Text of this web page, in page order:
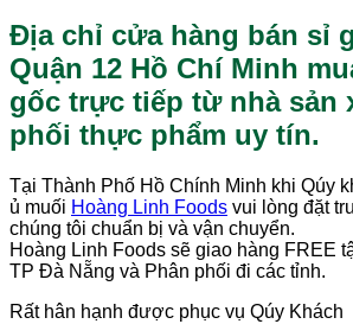
Địa chỉ cửa hàng bán sỉ
Quận 12 Hồ Chí Minh
gốc trực tiếp từ nhà sản
phối thực phẩm uy tín.
Tại Thành Phố Hồ Chính Minh khi Qúy
ủ muối Hoàng Linh Foods vui lòng đặt
chúng tôi chuẩn bị và vận chuyển.
Hoàng Linh Foods sẽ giao hàng FREE
TP Đà Nẵng và Phân phối đi các tỉnh.
Rất hân hạnh được phục vụ Qúy Khách